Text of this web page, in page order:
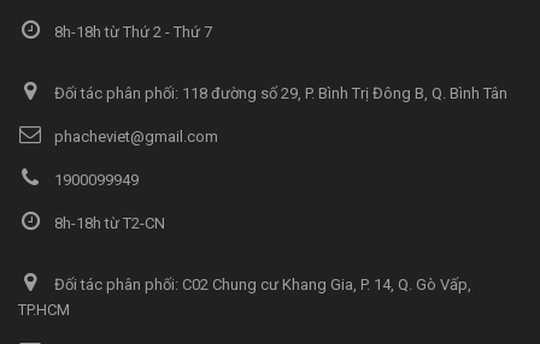
8h-18h từ Thứ 2 - Thứ 7
Đối tác phân phối: 118 đường số 29, P. Bình Trị Đông B, Q. Bình Tân
phacheviet@gmail.com
1900099949
8h-18h từ T2-CN
Đối tác phân phối: C02 Chung cư Khang Gia, P. 14, Q. Gò Vấp,
TP.HCM